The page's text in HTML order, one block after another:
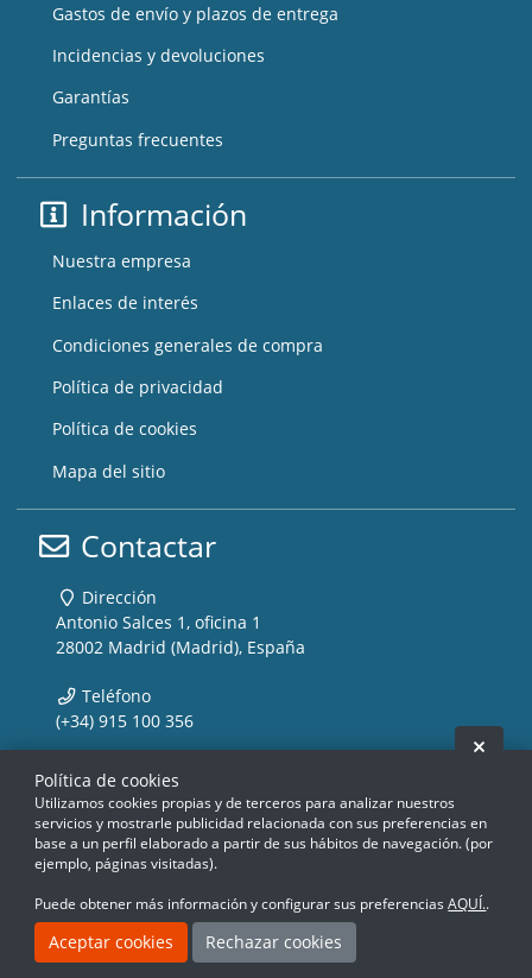
Gastos de envío y plazos de entrega
Incidencias y devoluciones
Garantías
Preguntas frecuentes
Información
Nuestra empresa
Enlaces de interés
Condiciones generales de compra
Política de privacidad
Política de cookies
Mapa del sitio
Contactar
Dirección
Antonio Salces 1, oficina 1
28002 Madrid (Madrid), España
Teléfono
(+34) 915 100 356
Email
info@storemusic-live.com
www.storemusic-live.es,
www.storemusic-live.es,
www.storemusic-live.es,
www.storemusic-live.es,
www.storemusic-live.es,
www.storemusic-live.es,
www.storemusic-live.es,
www.storemusic-live.es,
Creado con Atnova Shop
Política de cookies
Utilizamos cookies propias y de terceros para analizar nuestros
servicios y mostrarle publicidad relacionada con sus preferencias en
base a un perfil elaborado a partir de sus hábitos de navegación. (por
ejemplo, páginas visitadas).
Puede obtener más información y configurar sus preferenciasAQUÍ..
Aceptar cookies Rechazar cookies